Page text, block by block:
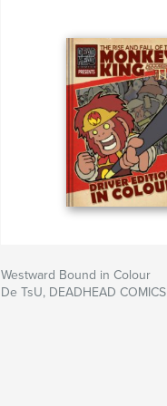
Westward Bound in Colour
De TsU, DEADHEAD COMICS